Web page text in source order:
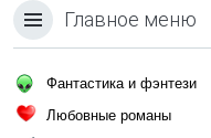
Главное меню
Фантастика и фэнтези
Любовные романы